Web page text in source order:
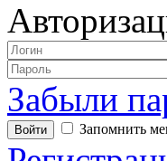
Забыли
Запомнить